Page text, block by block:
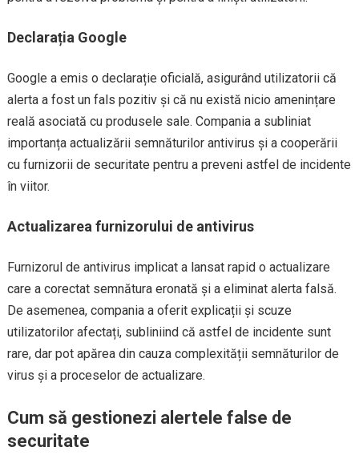
Declarația Google
Google a emis o declarație oficială, asigurând utilizatorii că
alerta a fost un fals pozitiv și că nu există nicio amenințare
reală asociată cu produsele sale. Compania a subliniat
importanța actualizării semnăturilor antivirus și a cooperării
cu furnizorii de securitate pentru a preveni astfel de incidente
în viitor.
Actualizarea furnizorului de antivirus
Furnizorul de antivirus implicat a lansat rapid o actualizare
care a corectat semnătura eronată și a eliminat alerta falsă.
De asemenea, compania a oferit explicații și scuze
utilizatorilor afectați, subliniind că astfel de incidente sunt
rare, dar pot apărea din cauza complexității semnăturilor de
virus și a proceselor de actualizare.
Cum să gestionezi alertele false de
securitate